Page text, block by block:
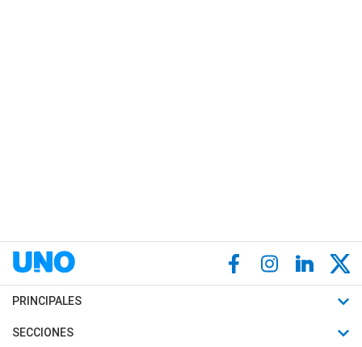
PRINCIPALES
Últimas Noticias
SECCIONES